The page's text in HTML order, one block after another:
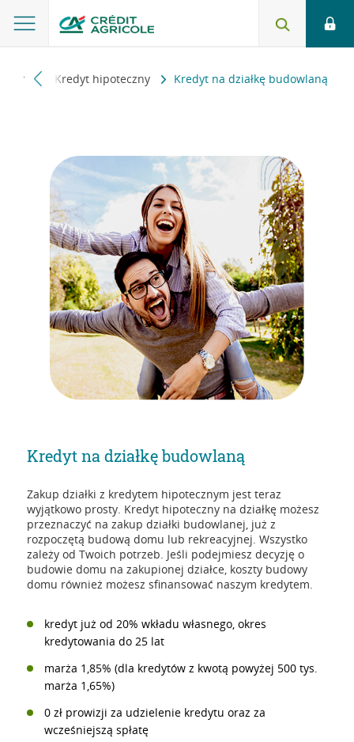
Kredyt hipoteczny Kredyt na działkę budowlaną
Kredyt na działkę budowlaną
Zakup działki z kredytem hipotecznym jest teraz
wyjątkowo prosty. Kredyt hipoteczny na działkę możesz
przeznaczyć na zakup działki budowlanej, już z
rozpoczętą budową domu lub rekreacyjnej. Wszystko
zależy od Twoich potrzeb. Jeśli podejmiesz decyzję o
budowie domu na zakupionej działce, koszty budowy
domu również możesz sfinansować naszym kredytem.
kredyt już od 20% wkładu własnego, okres
kredytowania do 25 lat
marża 1,85% (dla kredytów z kwotą powyżej 500 tys.
marża 1,65%)
0 zł prowizji za udzielenie kredytu oraz za
wcześniejszą spłatę